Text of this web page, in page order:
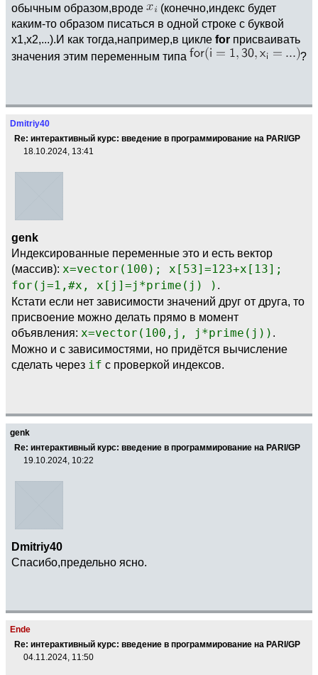
обычным образом,вроде
(конечно,индекс будет
каким-то образом писаться в одной строке с буквой
x1,x2,...).И как тогда,например,в цикле for присваивать
значения этим переменным типа
?
Dmitriy40
Re: интерактивный курс: введение в программирование на PARI/GP
18.10.2024, 13:41
genk
Индексированные переменные это и есть вектор
(массив): x=vector(100); x[53]=123+x[13];
for(j=1,#x, x[j]=j*prime(j) ) .
Кстати если нет зависимости значений друг от друга, то
присвоение можно делать прямо в момент
объявления: x=vector(100,j, j*prime(j)) .
Можно и с зависимостями, но придётся вычисление
сделать через if с проверкой индексов.
genk
Re: интерактивный курс: введение в программирование на PARI/GP
19.10.2024, 10:22
Dmitriy40
Спасибо,предельно ясно.
Ende
Re: интерактивный курс: введение в программирование на PARI/GP
04.11.2024, 11:50